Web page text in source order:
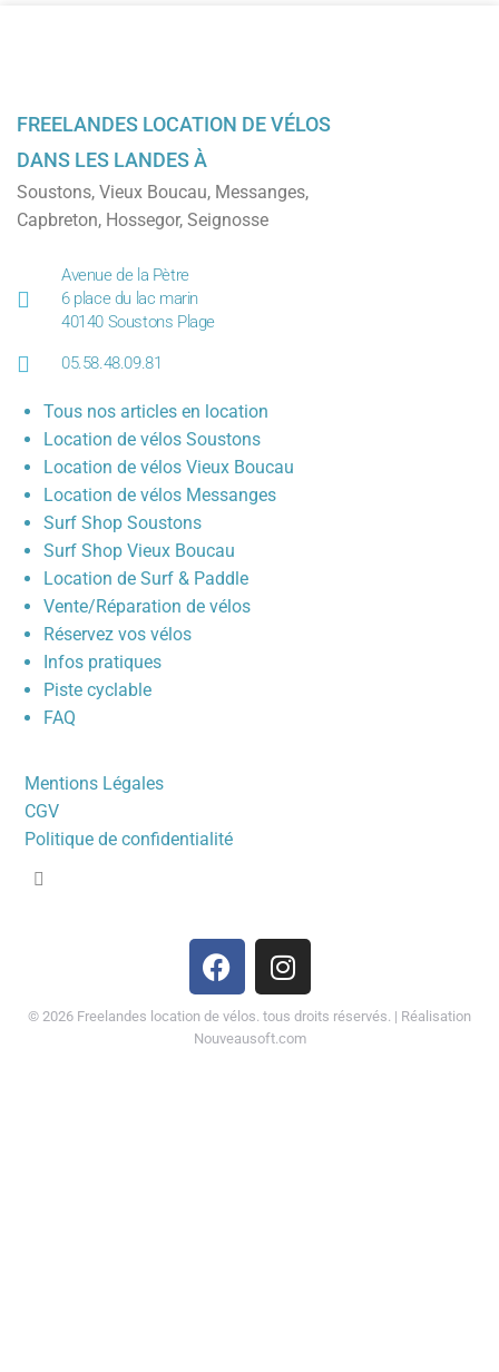
FREELANDES LOCATION DE VÉLOS
DANS LES LANDES À
Soustons, Vieux Boucau, Messanges,
Capbreton, Hossegor, Seignosse
Avenue de la Pètre
6 place du lac marin
40140 Soustons Plage
05.58.48.09.81
Tous nos articles en location
Location de vélos Soustons
Location de vélos Vieux Boucau
Location de vélos Messanges
Surf Shop Soustons
Surf Shop Vieux Boucau
Location de Surf & Paddle
Vente/Réparation de vélos
Réservez vos vélos
Infos pratiques
Piste cyclable
FAQ
Mentions Légales
CGV
Politique de confidentialité
© 2026 Freelandes location de vélos. tous droits réservés. | Réalisation
Nouveausoft.com